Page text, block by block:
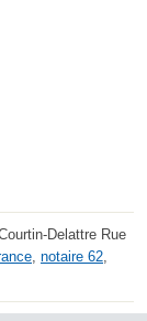
Delattre Rue
, notaire 62,